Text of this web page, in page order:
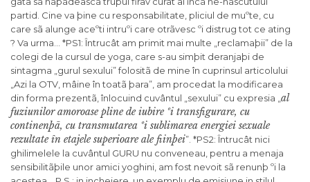
partid. Cine va þine cu responsabilitate, pliciul de muºte, cu
care sã alunge aceºti intruºi care otrãvesc ºi distrug tot ce ating
? Va urma… *PS1: Întrucât am primit mai multe „reclamaþii” de la
colegi de la cursul de yoga, care s-au simþit deranjaþi de
sintagma „gurul sexului” folositã de mine în cuprinsul articolului
„Azi la OTV, mâine în toatã þara”, am procedat la modificarea
din forma prezentã, înlocuind cuvântul „sexului” cu expresia „ al
fuziunilor amoroase pline de iubire ºi transfigurare, cu
continenþã, cu transmutarea ºi sublimarea energiei sexuale
rezultate în etajele superioare ale fiinþei”. *PS2: Întrucât nici
ghilimelele la cuvântul GURU nu conveneau, pentru a menaja
sensibilitãþile unor amici yoghini, am fost nevoit sã renunþ ºi la